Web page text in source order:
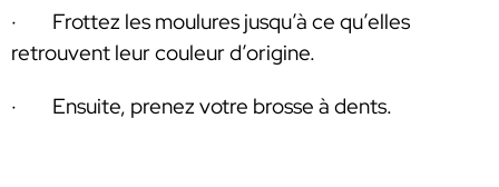
· Frottez les moulures jusqu’à ce qu’elles
retrouvent leur couleur d’origine.
· Ensuite, prenez votre brosse à dents.